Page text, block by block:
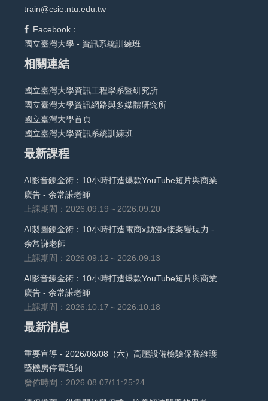
train@csie.ntu.edu.tw
Facebook：
國立臺灣大學 - 資訊系統訓練班
相關連結
國立臺灣大學資訊工程學系暨研究所
國立臺灣大學資訊網路與多媒體研究所
國立臺灣大學首頁
國立臺灣大學資訊系統訓練班
最新課程
AI影音鍊金術：10小時打造爆款YouTube短片與商業
廣告 - 余常謙老師
上課期間：2026.09.19～2026.09.20
AI製圖鍊金術：10小時打造電商x動漫x接案變現力 -
余常謙老師
上課期間：2026.09.12～2026.09.13
AI影音鍊金術：10小時打造爆款YouTube短片與商業
廣告 - 余常謙老師
上課期間：2026.10.17～2026.10.18
最新消息
重要宣導 - 2026/08/08（六）高壓設備檢驗保養維護
暨機房停電通知
發佈時間：2026.08.07/11:25:24